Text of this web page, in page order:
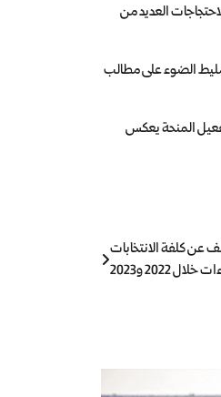
وأن الوقفة ستكون من الساعة 9 إلى 11 صباحًا. وقد شملت الاحتجاجات العديد من
الضوء على مطالب
تفعيل المنحة يعكس
عن كلفة الانتخابات
2022 و2023